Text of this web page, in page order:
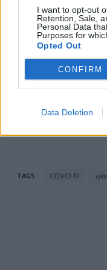
I want to opt-out
Retention, Sale,
Personal Data
Purposes for
Opted Out
CONFIRM
Data Deletion
Διαβάστε επίσης
Ιός Δυτικού
κρούσματα
στοιχεία του ΕΟΔΥ
ο Άδωνις
TAGS COVID-19